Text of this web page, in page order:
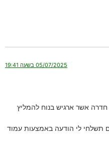
05/07/2025 בשעה 19:41
אשר ארגיש בנוח להמליץ
לי הודעה באמצעות עמוד